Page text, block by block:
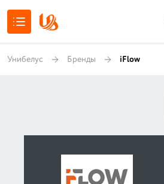
Унибелус Бренды iFlow